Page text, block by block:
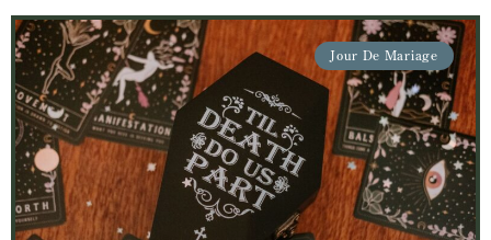
Jour De Mariage